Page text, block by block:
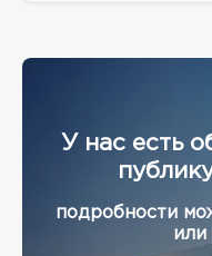
У нас есть
подробности